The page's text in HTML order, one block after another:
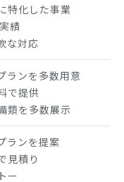
特化した事業
績
な対応
ランを多数用意
で提供
類を多数展示
ランを提案
見積り
ー